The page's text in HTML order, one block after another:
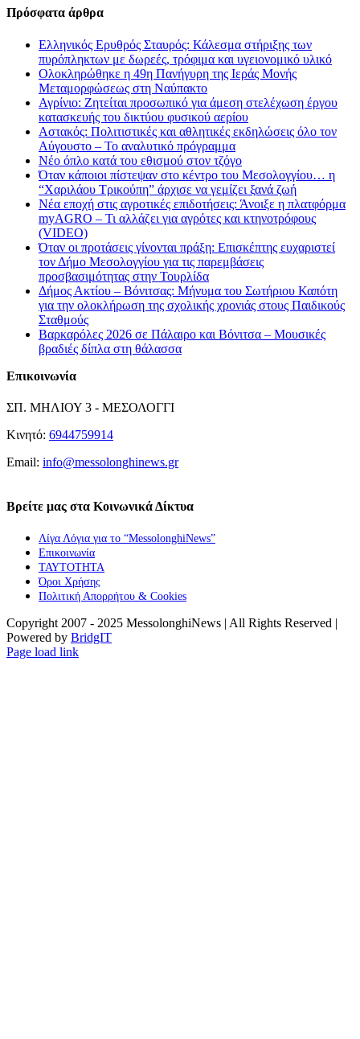
Πρόσφατα άρθρα
Ελληνικός Ερυθρός Σταυρός: Κάλεσμα στήριξης των
πυρόπληκτων με δωρεές, τρόφιμα και υγειονομικό υλικό
Ολοκληρώθηκε η 49η Πανήγυρη της Ιεράς Μονής
Μεταμορφώσεως στη Ναύπακτο
Αγρίνιο: Ζητείται προσωπικό για άμεση στελέχωση έργου
κατασκευής του δικτύου φυσικού αερίου
Αστακός: Πολιτιστικές και αθλητικές εκδηλώσεις όλο τον
Αύγουστο – Το αναλυτικό πρόγραμμα
Νέο όπλο κατά του εθισμού στον τζόγο
Όταν κάποιοι πίστεψαν στο κέντρο του Μεσολογγίου… η
“Χαριλάου Τρικούπη” άρχισε να γεμίζει ξανά ζωή
Νέα εποχή στις αγροτικές επιδοτήσεις: Άνοιξε η πλατφόρμα
myAGRO – Τι αλλάζει για αγρότες και κτηνοτρόφους
(VIDEO)
Όταν οι προτάσεις γίνονται πράξη: Επισκέπτης ευχαριστεί
τον Δήμο Μεσολογγίου για τις παρεμβάσεις
προσβασιμότητας στην Τουρλίδα
Δήμος Ακτίου – Βόνιτσας: Μήνυμα του Σωτήριου Καπότη
για την ολοκλήρωση της σχολικής χρονιάς στους Παιδικούς
Σταθμούς
Βαρκαρόλες 2026 σε Πάλαιρο και Βόνιτσα – Μουσικές
βραδιές δίπλα στη θάλασσα
Επικοινωνία
ΣΠ. ΜΗΛΙΟΥ 3 - ΜΕΣΟΛΟΓΓΙ
Κινητό: 6944759914
Email: info@messolonghinews.gr
Βρείτε μας στα Κοινωνικά Δίκτυα
Λίγα Λόγια για το “MessolonghiNews”
Επικοινωνία
ΤΑΥΤΟΤΗΤΑ
Όροι Χρήσης
Πολιτική Απορρήτου & Cookies
Copyright 2007 - 2025 MessolonghiNews | All Rights Reserved |
Powered by BridgIT
YouTube
Facebook
Instagram
Page load link